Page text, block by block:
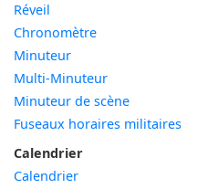
Réveil
Chronomètre
Minuteur
Multi-Minuteur
Minuteur de scène
Fuseaux horaires militaires
Calendrier
Calendrier